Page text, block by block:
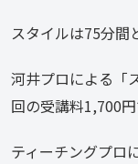
スタイルは75分間
河井プロによる「
回の受講料1,700円
ティーチングプロ